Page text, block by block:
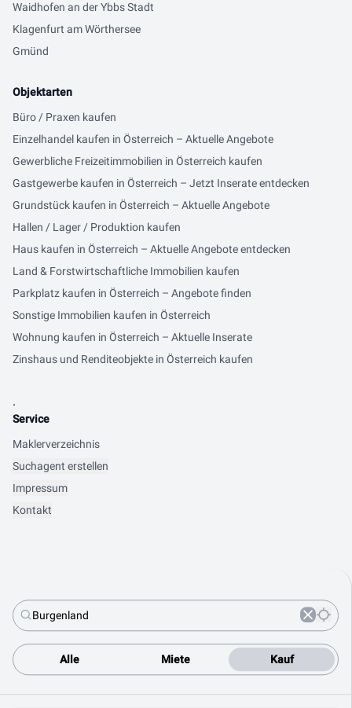
Alle Miete Kauf
Waidhofen an der Ybbs Stadt
Klagenfurt am Wörthersee
Gmünd
Objektarten
Büro / Praxen kaufen
Einzelhandel kaufen in Österreich – Aktuelle Angebote
Gewerbliche Freizeitimmobilien in Österreich kaufen
Gastgewerbe kaufen in Österreich – Jetzt Inserate entdecken
Grundstück kaufen in Österreich – Aktuelle Angebote
Hallen / Lager / Produktion kaufen
Haus kaufen in Österreich – Aktuelle Angebote entdecken
Land & Forstwirtschaftliche Immobilien kaufen
Parkplatz kaufen in Österreich – Angebote finden
Sonstige Immobilien kaufen in Österreich
Wohnung kaufen in Österreich – Aktuelle Inserate
Zinshaus und Renditeobjekte in Österreich kaufen
.
Service
Maklerverzeichnis
Suchagent erstellen
Impressum
Kontakt